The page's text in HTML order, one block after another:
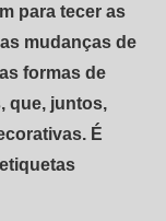
para tecer as
mudanças de
formas de
que, juntos,
É